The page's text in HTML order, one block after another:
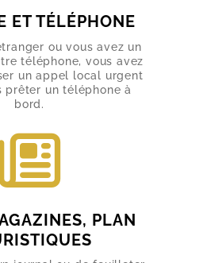
ET TÉLÉPHONE
ou vous avez un
téléphone, vous avez
un appel local urgent
prêter un téléphone à
bord.
PLAN